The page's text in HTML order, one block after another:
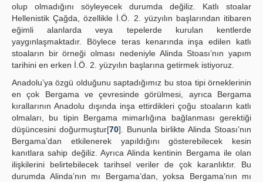
olup olmadığını söyleyecek durumda değiliz. Katlı stoalar
Hellenistik Çağda, özellikle İ.Ö. 2. yüzyılın başlarından itibaren
eğimli alanlarda veya tepelerde kurulan kentlerde
yaygınlaşmaktadır. Böylece teras kenarında inşa edilen katlı
stoaların bir örneği olması nedeniyle Alinda Stoası’nın yapım
tarihini en erken İ.Ö. 2. yüzyılın başlarına getirmek istiyoruz.
Anadolu’ya özgü olduğunu saptadığımız bu stoa tipi örneklerinin
en çok Bergama ve çevresinde görülmesi, ayrıca Bergama
kırallarının Anadolu dışında inşa ettirdikleri çoğu stoaların katlı
olmaları, bu tipin Bergama mimarlığına bağlanması gerektiği
düşüncesini doğurmuştur[70]. Bununla birlikte Alinda Stoası’nın
Bergama’dan etkilenerek yapıldığını gösterebilecek kesin
kanıtlara sahip değiliz. Ayrıca Alinda kentinin Bergama ile olan
ilişkilerini belirtebilecek tarihsel veriler de çok karanlıktır. Bu
durumda Alinda’nın mı Bergama’dan, yoksa Bergama’nın mı